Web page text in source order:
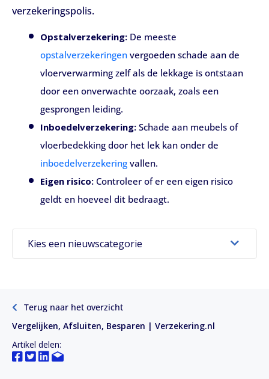
verzekeringspolis.
Opstalverzekering: De meeste
opstalverzekeringen vergoeden schade aan de
vloerverwarming zelf als de lekkage is ontstaan
door een onverwachte oorzaak, zoals een
gesprongen leiding.
Inboedelverzekering: Schade aan meubels of
vloerbedekking door het lek kan onder de
inboedelverzekering vallen.
Eigen risico: Controleer of er een eigen risico
geldt en hoeveel dit bedraagt.
Kies een nieuwscategorie
Terug naar het overzicht
Vergelijken, Afsluiten, Besparen | Verzekering.nl
Artikel delen: